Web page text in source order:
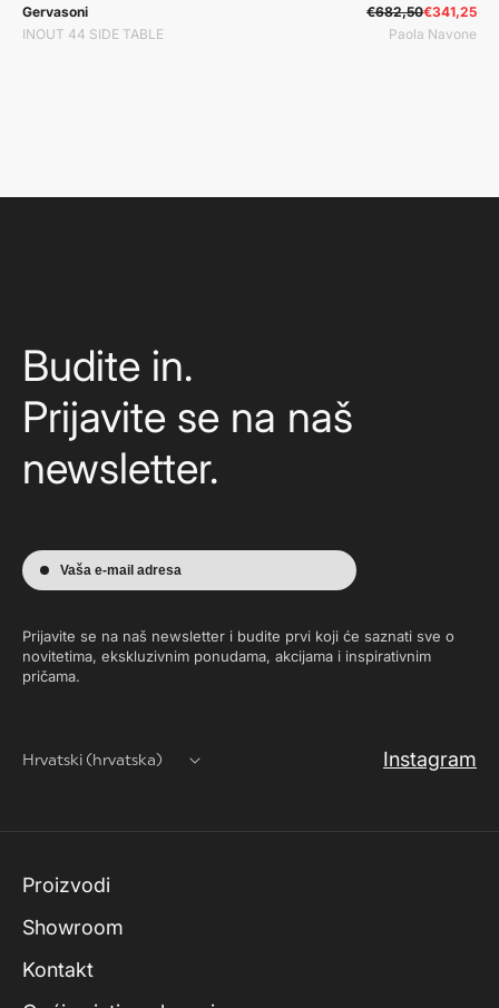
Prodavač:
Gervasoni
INOUT 44 SIDE TABLE
Prodavač:
€682,50€341,25
Paola Navone
Budite in.
Prijavite se na naš
newsletter.
Vaša e-mail adresa
Prijavite se na naš newsletter i budite prvi koji će saznati sve o
novitetima, ekskluzivnim ponudama, akcijama i inspirativnim
pričama.
Hrvatski (hrvatska) Instagram
Proizvodi
Showroom
Kontakt